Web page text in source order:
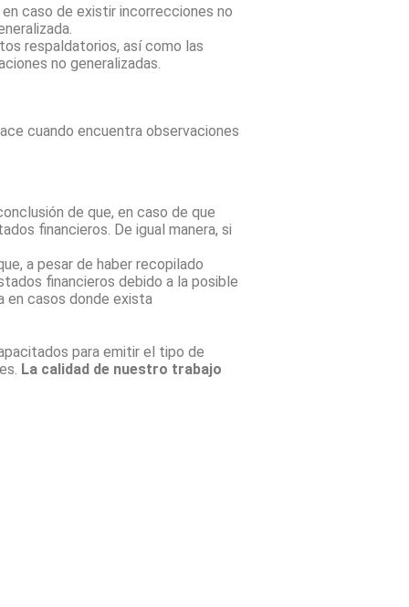
caso de existir incorrecciones no
respaldatorios, así como las
no generalizadas.
cuando encuentra observaciones
de que, en caso de que
financieros. De igual manera, si
a pesar de haber recopilado
financieros debido a la posible
en casos donde exista
para emitir el tipo de
La calidad de nuestro trabajo